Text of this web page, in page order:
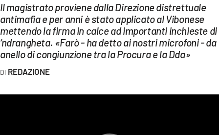
LAC NETWORK
LAC ONAIR
LaC
Il magistrato proviene dalla Direzione distrettuale
antimafia e per anni è stato applicato al Vibonese
mettendo la firma in calce ad importanti inchieste di
‘ndrangheta. «Farò - ha detto ai nostri microfoni - da
anello di congiunzione tra la Procura e la Dda»
REDAZIONE